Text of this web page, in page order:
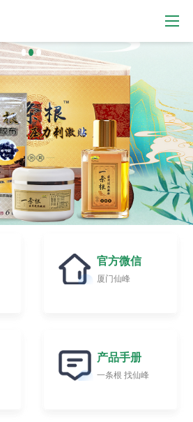
官方微信
厦门仙峰
产品手册
一条根 找仙峰